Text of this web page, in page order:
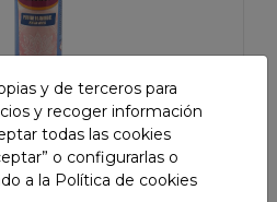
- Especial locales.
y de terceros para
y recoger información
todas las cookies
o configurarlas o
a la Política de cookies